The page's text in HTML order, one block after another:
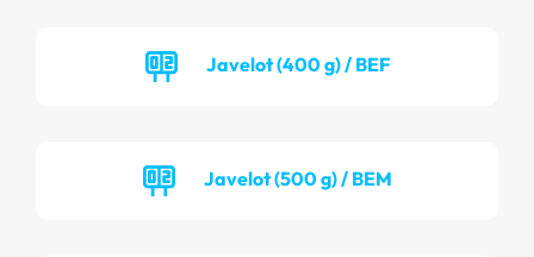
Javelot (400 g) / BEF
Javelot (500 g) / BEM